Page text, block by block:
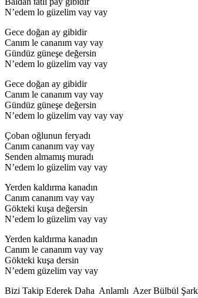
N’edem lo güzelim vay vay
Gece doğan ay gibidir
Canım le cananım vay vay
Gündüz güneşe değersin
N’edem lo güzelim vay vay
Gece doğan ay gibidir
Canım le cananım vay vay
Gündüz güneşe değersin
N’edem lo güzelim vay vay vay
Çoban oğlunun feryadı
Canım cananım vay vay
Senden almamış muradı
N’edem lo güzelim vay vay
Yerden kaldırma kanadın
Canım cananım vay vay
Gökteki kuşa değersin
N’edem lo güzelim vay vay
Yerden kaldırma kanadın
Canım le cananım vay vay
Gökteki kuşa dersin
N’edem güzelim vay vay
Bizi Takip Ederek Daha Anlamlı Azer Bülbül